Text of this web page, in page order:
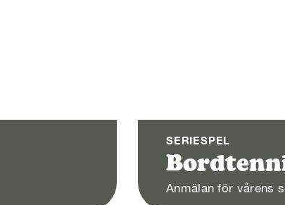
SERIESPEL
Anmälan för vårens